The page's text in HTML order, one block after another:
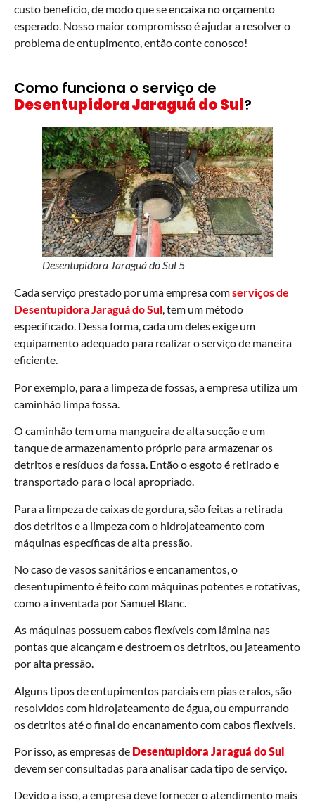
custo benefício, de modo que se encaixa no orçamento
esperado. Nosso maior compromisso é ajudar a resolver o
problema de entupimento, então conte conosco!
Como funciona o serviço de
Desentupidora Jaraguá do Sul?
Desentupidora Jaraguá do Sul 5
Cada serviço prestado por uma empresacomserviços de
Desentupidora Jaraguá do Sul, tem um método
especificado. Dessa forma, cada um deles exige um
equipamento adequado para realizar o serviço de maneira
eficiente.
Por exemplo, para a limpeza de fossas, a empresa utiliza um
caminhão limpa fossa.
O caminhão tem uma mangueira de alta sucção e um
tanque de armazenamento próprio para armazenar os
detritos e resíduos da fossa. Então o esgoto é retirado e
transportado para o local apropriado.
Para a limpeza de caixas de gordura, são feitas a retirada
dos detritos e a limpeza com o hidrojateamento com
máquinas específicas de alta pressão.
No caso de vasos sanitários e encanamentos, o
desentupimento é feito com máquinas potentes e rotativas,
como a inventada por Samuel Blanc.
As máquinas possuem cabos flexíveis com lâmina nas
pontas que alcançam e destroem os detritos, ou jateamento
por alta pressão.
Alguns tipos de entupimentos parciais em pias e ralos, são
resolvidos com hidrojateamento de água, ou empurrando
os detritos até o final do encanamento com cabos flexíveis.
Por isso, as empresas de Desentupidora Jaraguá do Sul
devem ser consultadas para analisar cada tipo de serviço.
Devido a isso, a empresa deve fornecer o atendimento mais